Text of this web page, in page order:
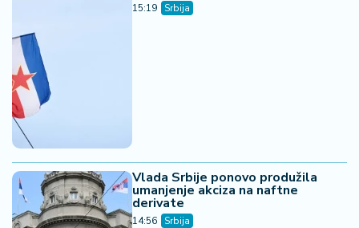
15:19 Srbija
Vlada Srbije ponovo produžila
umanjenje akciza na naftne
derivate
14:56 Srbija